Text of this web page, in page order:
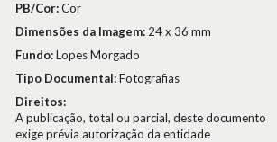
PB/Cor:Cor
Dimensões da Imagem: 24 x 36 mm
Fundo:Lopes Morgado
Tipo Documental:Fotografias
Direitos:
A publicação, total ou parcial, deste documento
exige prévia autorização da entidade